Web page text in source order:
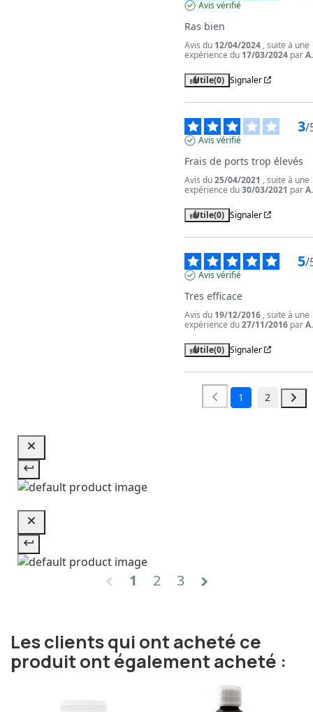
Avis vérifié
Ras bien
Avis du 12/04/2024 , suite à une
expérience du 17/03/2024 par
Utile(0) Signaler
3/
Avis vérifié
Frais de ports trop élevés
Avis du25/04/2021 , suite à une
expérience du30/03/2021 par
Utile(0) Signaler
5/
Avis vérifié
Tres efficace
Avis du 19/12/2016 , suite à une
expérience du27/11/2016 par
Utile(0) Signaler
1 2
chevron_left 1 2 3 chevron_right
Les clients qui ont acheté ce
produit ont également acheté :